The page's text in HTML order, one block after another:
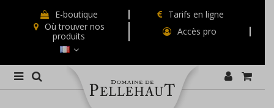
E-boutique
Tarifs en ligne
Où trouver nos
produits
Accès pro